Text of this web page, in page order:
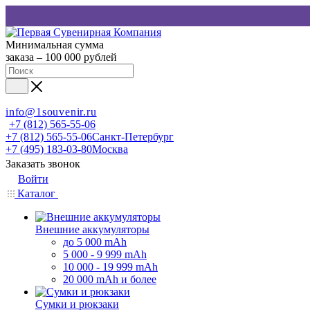
Минимальная сумма
заказа – 100 000 рублей
info@1souvenir.ru
+7 (812) 565-55-06
+7 (812) 565-55-06Санкт-Петербург
+7 (495) 183-03-80Москва
Заказать звонок
Войти
Каталог
Внешние аккумуляторы
до 5 000 mAh
5 000 - 9 999 mAh
10 000 - 19 999 mAh
20 000 mAh и более
Сумки и рюкзаки